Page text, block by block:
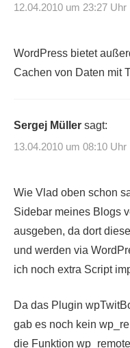
12.04.2010 um 23:27 Uhr
WordPress bietet
Cachen von Daten mit
Sergej Müller sagt:
13.04.2010 um 08:10 Uhr
Wie Vlad oben schon
Sidebar meines Blogs
ausgeben, da dort
und werden via
ich noch extra Script
Da das Plugin
gab es noch kein
die Funktion